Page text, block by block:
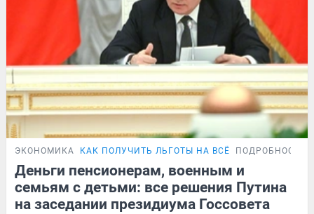
ЭКОНОМИКА КАК ПОЛУЧИТЬ ЛЬГОТЫ НА ВСЁ ПОДРОБНОСТИ
Деньги пенсионерам, военным и
семьям с детьми: все решения Путина
на заседании президиума Госсовета